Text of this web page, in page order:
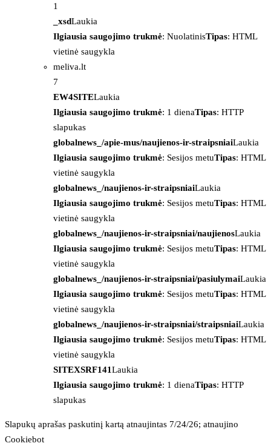
1
_xsdLaukia
Ilgiausia saugojimo trukmė: NuolatinisTipas: HTML
vietinė saugykla
meliva.lt
7
EW4SITELaukia
Ilgiausia saugojimo trukmė: 1 dienaTipas: HTTP
slapukas
globalnews_/apie-mus/naujienos-ir-straipsniaiLaukia
Ilgiausia saugojimo trukmė: Sesijos metuTipas: HTML
vietinė saugykla
globalnews_/naujienos-ir-straipsniaiLaukia
Ilgiausia saugojimo trukmė: Sesijos metuTipas: HTML
vietinė saugykla
globalnews_/naujienos-ir-straipsniai/naujienosLaukia
Ilgiausia saugojimo trukmė: Sesijos metuTipas: HTML
vietinė saugykla
globalnews_/naujienos-ir-straipsniai/pasiulymaiLaukia
Ilgiausia saugojimo trukmė: Sesijos metuTipas: HTML
vietinė saugykla
globalnews_/naujienos-ir-straipsniai/straipsniaiLaukia
Ilgiausia saugojimo trukmė: Sesijos metuTipas: HTML
vietinė saugykla
SITEXSRF141Laukia
Ilgiausia saugojimo trukmė: 1 dienaTipas: HTTP
slapukas
Slapukų aprašas paskutinį kartą atnaujintas 7/24/26; atnaujino
Cookiebot